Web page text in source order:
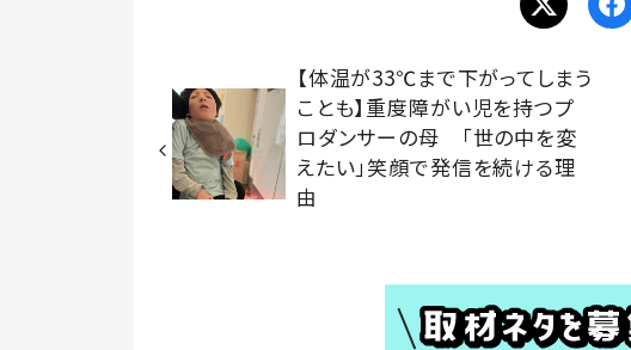
【体温が33℃まで下がってしまう
ことも】重度障がい児を持つプ
ロダンサーの母 「世の中を変
えたい」笑顔で発信を続ける理
由